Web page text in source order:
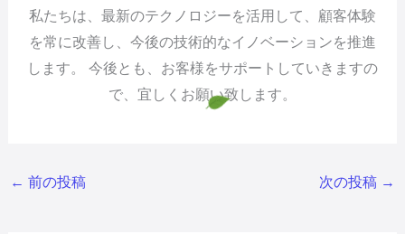
私たちは、最新のテクノロジーを活用して、顧客体験
を常に改善し、今後の技術的なイノベーションを推進
します。 今後とも、お客様をサポートしていきますの
で、宜しくお願い致します。
← 前の投稿 次の投稿 →